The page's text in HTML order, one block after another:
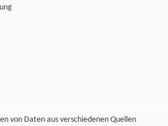
von Daten aus verschiedenen Quellen